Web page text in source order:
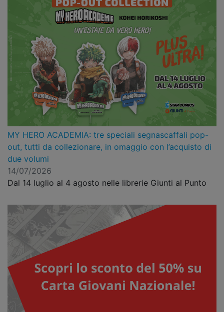
MY HERO ACADEMIA: tre speciali segnascaffali pop-
out, tutti da collezionare, in omaggio con l’acquisto di
due volumi
14/07/2026
Dal 14 luglio al 4 agosto nelle librerie Giunti al Punto